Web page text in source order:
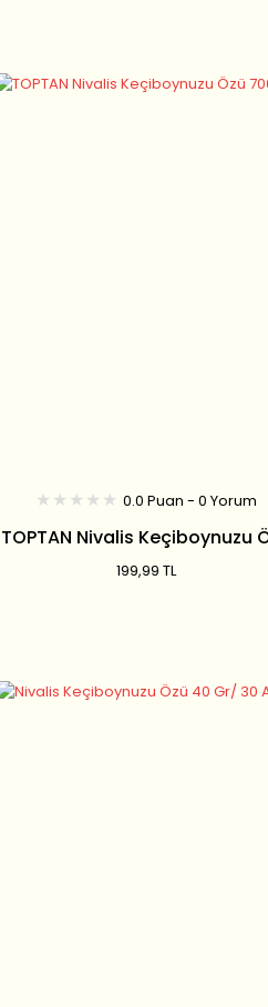
0.0 Puan - 0 Yorum
TOPTAN Nivalis Keçiboynuzu
700 GR
199,99 TL